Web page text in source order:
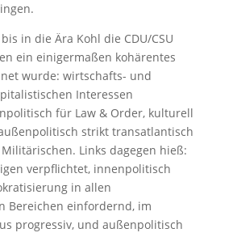
in die Ära Kohl die CDU/CSU
ein einigermaßen kohärentes
wurde: wirtschafts- und
Interessen
für Law & Order, kulturell
strikt transatlantisch
Links dagegen hieß:
verpflichtet, innenpolitisch
in allen
Bereichen einfordernd, im
progressiv, und außenpolitisch